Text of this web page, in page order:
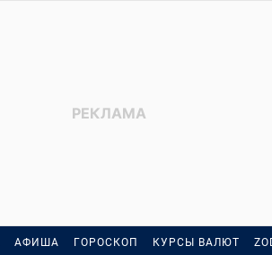
АФИША ГОРОСКОП КУРСЫ ВАЛЮТ